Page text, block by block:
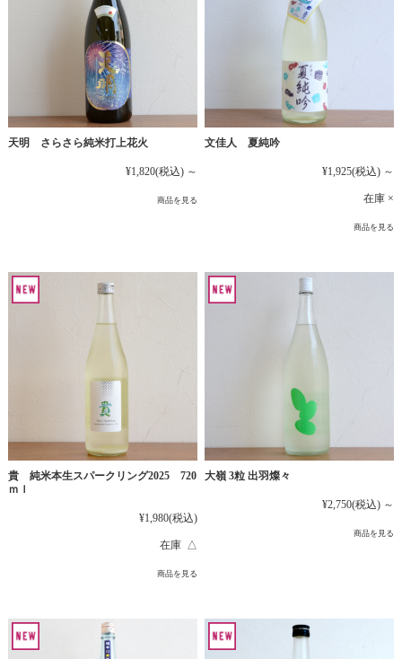
天明 さらさら純米打上花火
¥1,820(税込) ～
商品を見る
文佳人 夏純吟
¥1,925(税込) ～
在庫 ×
商品を見る
貴 純米本生スパークリング2025 720
ｍｌ
¥1,980(税込)
在庫 △
商品を見る
大嶺 3粒 出羽燦々
¥2,750(税込) ～
商品を見る